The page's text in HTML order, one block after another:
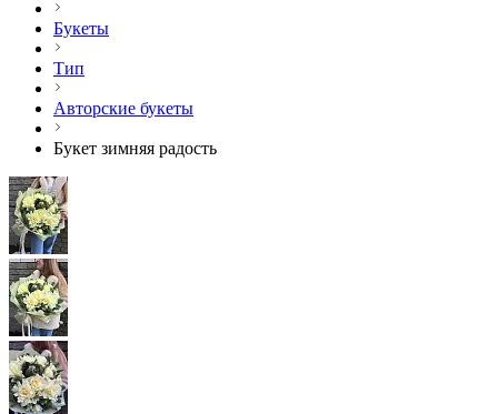
Букеты
Тип
Авторские букеты
Букет зимняя радость